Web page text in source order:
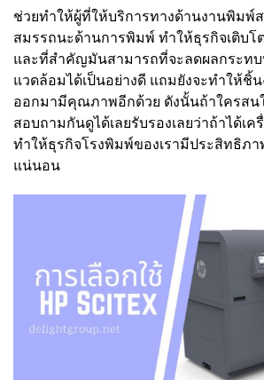
ช่วยทำให้ผู้ที่ให้บริการทางด้านงานพิมพ์
สมรรถนะด้านการพิมพ์ ทำให้ธุรกิจเติบโต
และที่สำคัญมันสามารถที่จะลดผลกระทบ
แวดล้อมได้เป็นอย่างดี แถมยังจะทำให้ชิ้
ออกมามีคุณภาพอีกด้วย ดังนั้นถ้าใครสน
สอบถามกันดูได้เลยรับรองเลยว่าถ้าได้เ
ทำให้ธุรกิจโรงพิมพ์ของเรามีประสิทธิภ
แน่นอน